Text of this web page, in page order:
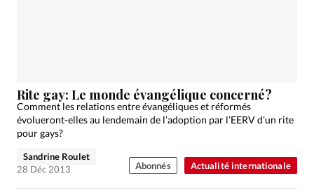
Actualité internationale
Chronique
Culture
Dossier
Eglises Foi Génération réveil
Opinions
Société
Tour du monde des Eglises
Vécu
Vie Intérieure
Actualité internationale
Rite gay: Le monde évangélique concerné?
Comment les relations entre évangéliques et réformés
évolueront-elles au lendemain de l’adoption par l’EERV d’un rite
pour gays?
Sandrine Roulet
28 Déc 2013
Abonnés